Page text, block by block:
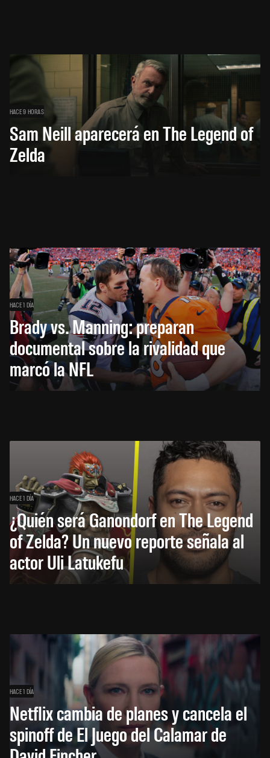
HACE 9 HORAS
Sam Neill aparecerá en The Legend of
Zelda
HACE 1 DÍA
Brady vs. Manning: preparan
documental sobre la rivalidad que
marcó la NFL
HACE 1 DÍA
¿Quién será Ganondorf en The Legend
of Zelda? Un nuevo reporte señala al
actor Uli Latukefu
HACE 1 DÍA
Netflix cambia de planes y cancela el
spinoff de El Juego del Calamar de